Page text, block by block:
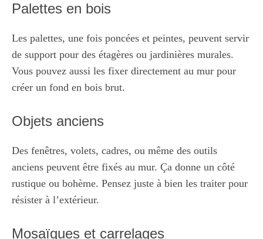
Palettes en bois
Les palettes, une fois poncées et peintes, peuvent servir
de support pour des étagères ou jardinières murales.
Vous pouvez aussi les fixer directement au mur pour
créer un fond en bois brut.
Objets anciens
Des fenêtres, volets, cadres, ou même des outils
anciens peuvent être fixés au mur. Ça donne un côté
rustique ou bohème. Pensez juste à bien les traiter pour
résister à l’extérieur.
Mosaïques et carrelages